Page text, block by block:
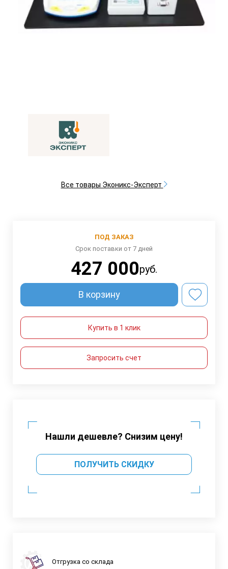
Все товары Эконикс-Эксперт
ПОД ЗАКАЗ
Срок поставки от 7 дней
427 000руб.
В корзину
Купить в 1 клик
Запросить счет
Нашли дешевле? Снизим цену!
ПОЛУЧИТЬ СКИДКУ
Отгрузка со склада